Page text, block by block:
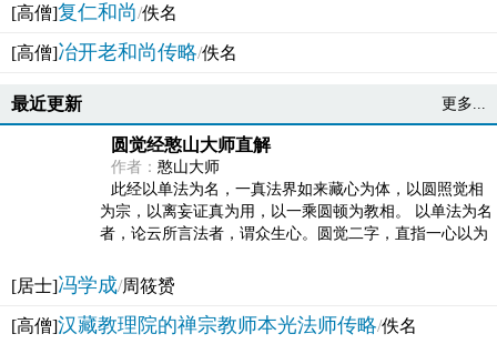
[高僧]复仁和尚/佚名
[高僧]冶开老和尚传略/佚名
最近更新 更多...
圆觉经憨山大师直解
作者： 憨山大师
此经以单法为名，一真法界如来藏心为体，以圆照觉相
为宗，以离妄证真为用，以一乘圆顿为教相。 以单法为名
者，论云所言法者，谓众生心。圆觉二字，直指一心以为
[居士]冯学成/周筱赟
[高僧]汉藏教理院的禅宗教师本光法师传略/佚名